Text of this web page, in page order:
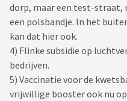
dorp, maar een test-straat,
een polsbandje. In het
kan dat hier ook.
4) Flinke subsidie op
bedrijven.
5) Vaccinatie voor de
vrijwillige booster ook nu